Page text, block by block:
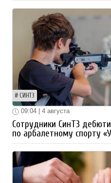
СИНТЗ
09:04 | 4 августа
Сотрудники СинТЗ
по арбалетному спорту